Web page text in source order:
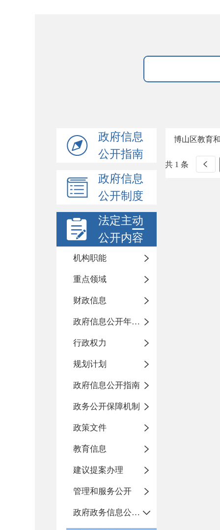
政府信息
公开指南
政府信息
公开制度
法定主动
公开内容
机构职能
重点领域
财政信息
政府信息公开年度报告
行政权力
规划计划
政府信息公开指南
政务公开保障机制
政策文件
教育信息
建议提案办理
管理和服务公开
政府政务信息公开目录
博山区教育
共 1 条